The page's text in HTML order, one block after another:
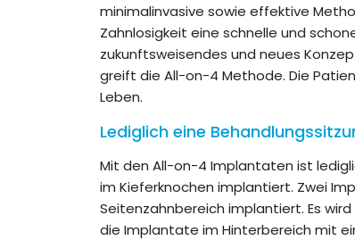
minimalinvasive sowie effektive
Zahnlosigkeit eine schnelle und
zukunftsweisendes und neues
greift die All-on-4 Methode. Die
Leben.
Lediglich eine
Mit den All-on-4 Implantaten ist
im Kieferknochen implantiert. Zwei
Seitenzahnbereich implantiert. Es
die Implantate im Hinterbereich mit